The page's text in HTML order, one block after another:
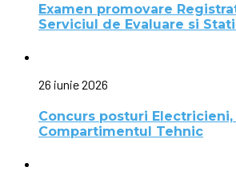
Examen promovare
Serviciul de Evaluare si
26 iunie 2026
Concurs posturi
Compartimentul Tehnic